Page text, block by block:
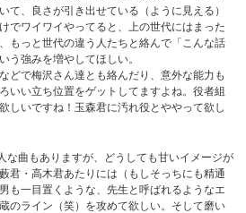
て、良さが引き出せている（ように見える）
でワイワイやってると、上の世代にはまった
もっと世代の違う人たちと絡んで「こんな話
う強みを増やしてほしい。
どで梅沢さん達とも絡んだり、意外な能力も
いい立ち位置をゲットしてますよね。役者組
しいですね！玉森君に汚れ役とややって欲し
な曲もありますが、どうしても甘いイメージが
君・高木君あたりには（もしそっちにも精通
も一目置くような、先生と呼ばれるようなエ
のライン（笑）を攻めて欲しい。そして磨い